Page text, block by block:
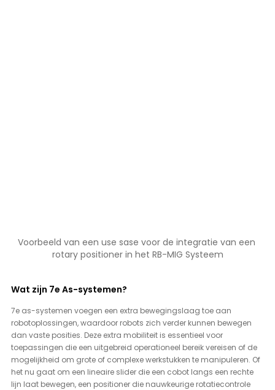
Voorbeeld van een use sase voor de integratie van een
rotary positioner in het RB-MIG Systeem
Wat zijn 7e As-systemen?
7e as-systemen voegen een extra bewegingslaag toe aan
robotoplossingen, waardoor robots zich verder kunnen bewegen
dan vaste posities. Deze extra mobiliteit is essentieel voor
toepassingen die een uitgebreid operationeel bereik vereisen of de
mogelijkheid om grote of complexe werkstukken te manipuleren. Of
het nu gaat om een lineaire slider die een cobot langs een rechte
lijn laat bewegen, een positioner die nauwkeurige rotatiecontrole